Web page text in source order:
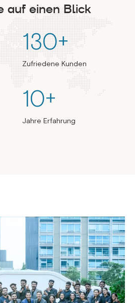
auf einen Blick
130+
Zufriedene Kunden
10+
Jahre Erfahrung